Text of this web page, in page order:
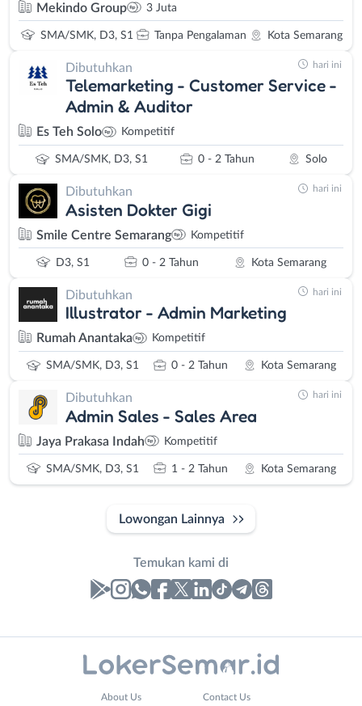
Mekindo Group 3 Juta
SMA/SMK, D3, S1 Tanpa Pengalaman Kota Semarang
Dibutuhkan
Telemarketing - Customer Service -
Admin & Auditor
Es Teh Solo Kompetitif
SMA/SMK, D3, S1 0 - 2 Tahun Solo
hari ini
Dibutuhkan
Asisten Dokter Gigi
Smile Centre Semarang Kompetitif
D3, S1 0 - 2 Tahun Kota Semarang
hari ini
Dibutuhkan
Illustrator - Admin Marketing
Rumah Anantaka Kompetitif
SMA/SMK, D3, S1 0 - 2 Tahun Kota Semarang
hari ini
Dibutuhkan
Admin Sales - Sales Area
Jaya Prakasa Indah Kompetitif
SMA/SMK, D3, S1 1 - 2 Tahun Kota Semarang
hari ini
Lowongan Lainnya
Temukan kami di
About Us Contact Us